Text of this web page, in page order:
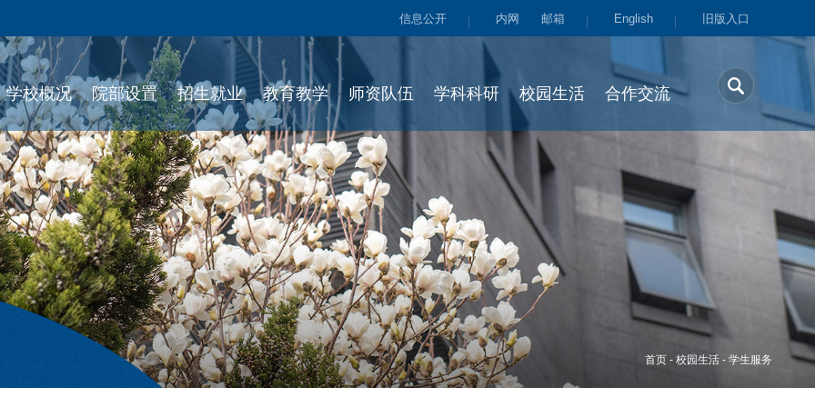
信息公开 内网 邮箱 English 旧版入口
学校概况 院部设置 招生就业 教育教学 师资队伍 学科科研 校园生活 合作交流
首页 - 校园生活 - 学生服务